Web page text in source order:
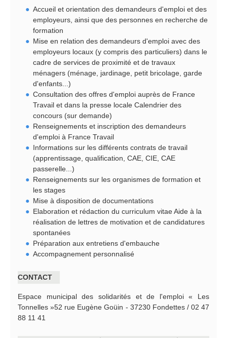
Accueil et orientation des demandeurs d'emploi et des
employeurs, ainsi que des personnes en recherche de
formation
Mise en relation des demandeurs d'emploi avec des
employeurs locaux (y compris des particuliers) dans le
cadre de services de proximité et de travaux
ménagers (ménage, jardinage, petit bricolage, garde
d'enfants...)
Consultation des offres d'emploi auprès de France
Travail et dans la presse locale Calendrier des
concours (sur demande)
Renseignements et inscription des demandeurs
d'emploi à France Travail
Informations sur les différents contrats de travail
(apprentissage, qualification, CAE, CIE, CAE
passerelle...)
Renseignements sur les organismes de formation et
les stages
Mise à disposition de documentations
Elaboration et rédaction du curriculum vitae Aide à la
réalisation de lettres de motivation et de candidatures
spontanées
Préparation aux entretiens d'embauche
Accompagnement personnalisé
CONTACT
Espace municipal des solidarités et de l'emploi « Les
Tonnelles »52 rue Eugène Goüin - 37230 Fondettes / 02 47
88 11 41